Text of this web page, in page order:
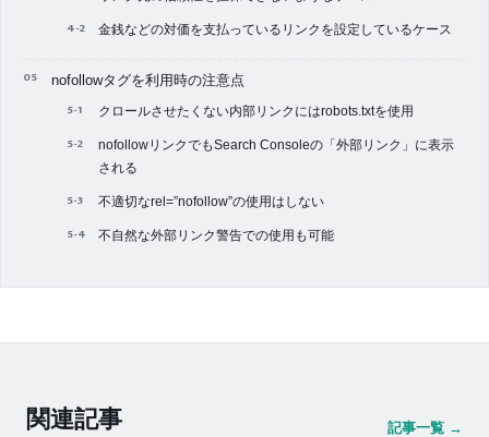
金銭などの対価を支払っているリンクを設定しているケース
nofollowタグを利用時の注意点
クロールさせたくない内部リンクにはrobots.txtを使用
nofollowリンクでもSearch Consoleの「外部リンク」に表示
される
不適切なrel=”nofollow”の使用はしない
不自然な外部リンク警告での使用も可能
関連記事 記事一覧 →